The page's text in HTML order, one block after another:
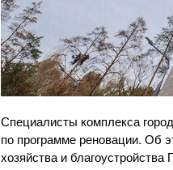
Специалисты комплекса
по программе реновации. Об
хозяйства и